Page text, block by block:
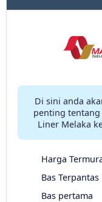
Di sini anda
penting tentang
Liner Melaka
Harga
Bas Terpantas
Bas pertama